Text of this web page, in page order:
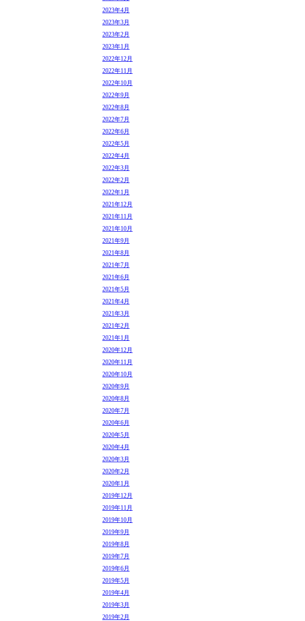
2023年4月
2023年3月
2023年2月
2023年1月
2022年12月
2022年11月
2022年10月
2022年9月
2022年8月
2022年7月
2022年6月
2022年5月
2022年4月
2022年3月
2022年2月
2022年1月
2021年12月
2021年11月
2021年10月
2021年9月
2021年8月
2021年7月
2021年6月
2021年5月
2021年4月
2021年3月
2021年2月
2021年1月
2020年12月
2020年11月
2020年10月
2020年9月
2020年8月
2020年7月
2020年6月
2020年5月
2020年4月
2020年3月
2020年2月
2020年1月
2019年12月
2019年11月
2019年10月
2019年9月
2019年8月
2019年7月
2019年6月
2019年5月
2019年4月
2019年3月
2019年2月